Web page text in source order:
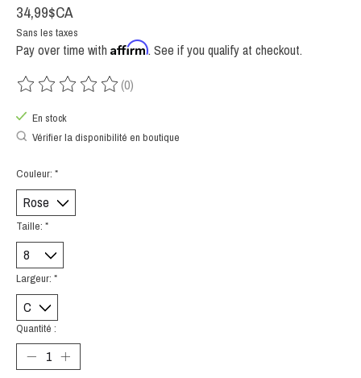
34,99$CA
Sans les taxes
Pay over time with Affirm. See if you qualify at checkout.
Ce produit est évalué à
(0)
En stock
Vérifier la disponibilité en boutique
Couleur: *
Taille: *
Largeur: *
Quantité :